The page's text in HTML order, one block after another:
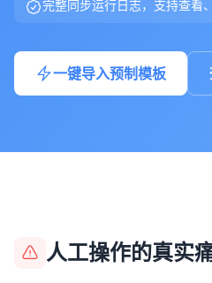
完整同步运行日志，支持查看
一键导入预制模板
人工操作的真实